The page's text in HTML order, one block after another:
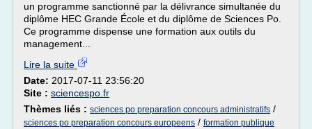
un programme sanctionné par la délivrance simultanée du
diplôme HEC Grande École et du diplôme de Sciences Po.
Ce programme dispense une formation aux outils du
management...
Lire la suite
Date: 2017-07-11 23:56:20
Site : sciencespo.fr
Thèmes liés : sciences po preparation concours administratifs /
sciences po preparation concours europeens / formation publique